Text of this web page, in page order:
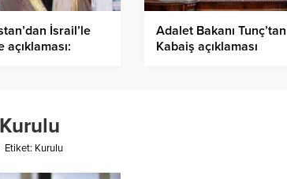
İsrail’le
Adalet Bakanı
Kabaiş açıklaması
Kurulu
Etiket: Kurulu